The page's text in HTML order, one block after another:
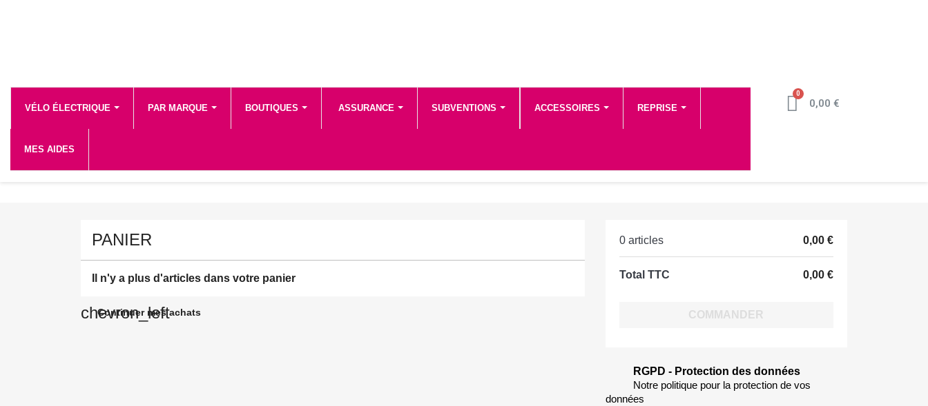
VÉLO ÉLECTRIQUE PAR MARQUE BOUTIQUES ASSURANCE SUBVENTIONS ACCESSOIRES REPRISE
MES AIDES
0,00 €
PANIER
Il n'y a plus d'articles dans votre panier
chevron_left
Continuer mes achats
0 articles 0,00 €
Total TTC 0,00 €
COMMANDER
RGPD - Protection des données
Notre politique pour la protection de vos
données